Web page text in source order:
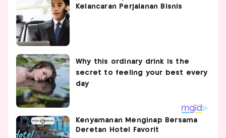
Kelancaran Perjalanan Bisnis
Kenyamanan Menginap Bersama
Deretan Hotel Favorit